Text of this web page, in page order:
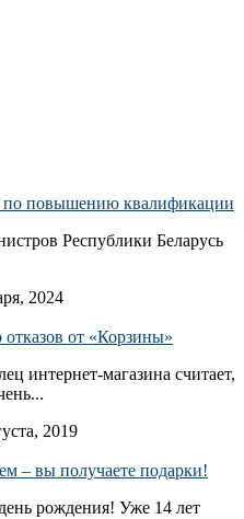
повышению квалификации
Республики Беларусь
2024
отказов от «Корзины»
интернет-магазина считает,
2019
– вы получаете подарки!
рождения! Уже 14 лет